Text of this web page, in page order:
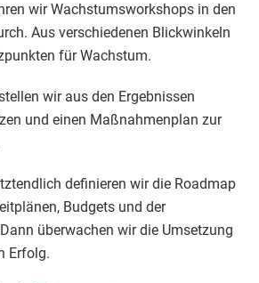
wir Wachstumsworkshops in den
Aus verschiedenen Blickwinkeln
für Wachstum.
wir aus den Ergebnissen
und einen Maßnahmenplan zur
definieren wir die Roadmap
Budgets und der
überwachen wir die Umsetzung
Erfolg.